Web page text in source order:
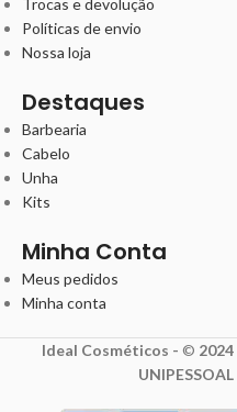
Trocas e devolução
Políticas de envio
Nossa loja
Destaques
Barbearia
Cabelo
Unha
Kits
Minha Conta
Meus pedidos
Minha conta
Ideal Cosméticos - ©